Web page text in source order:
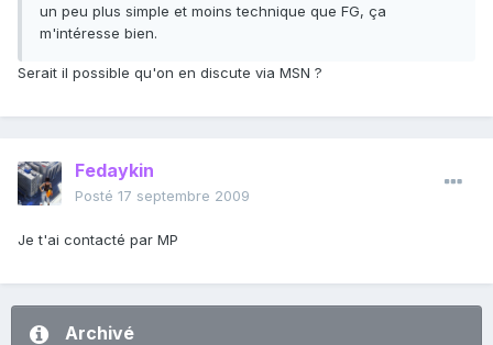
un peu plus simple et moins technique que FG, ça
m'intéresse bien.
Serait il possible qu'on en discute via MSN ?
Fedaykin
Posté 17 septembre 2009
Je t'ai contacté par MP
Archivé